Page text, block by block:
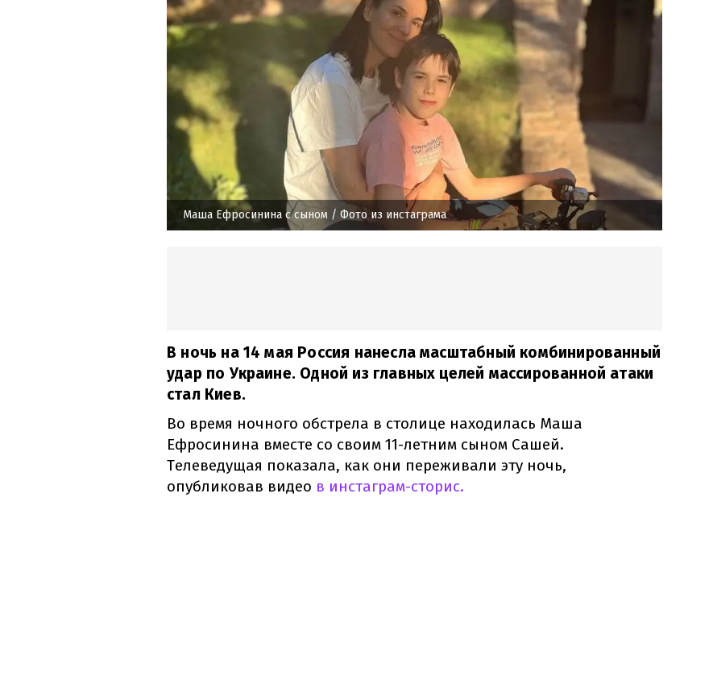
Маша Ефросинина с сыном / Фото из инстаграма
В ночь на 14 мая Россия нанесла масштабный комбинированный
удар по Украине. Одной из главных целей массированной атаки
стал Киев.
Во время ночного обстрела в столице находилась Маша
Ефросинина вместе со своим 11-летним сыном Сашей.
Телеведущая показала, как они переживали эту ночь,
опубликовав видео в инстаграм-сторис.